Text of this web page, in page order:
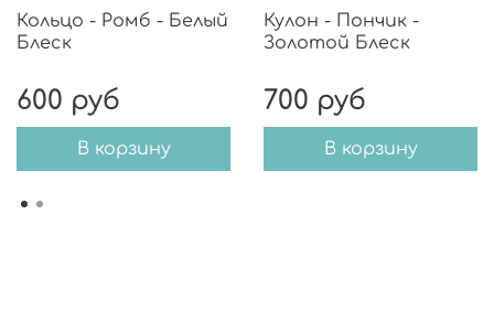
Кольцо - Ромб - Белый
Блеск
600 руб
В корзину
Кулон - Пончик -
Золотой Блеск
700 руб
В корзину